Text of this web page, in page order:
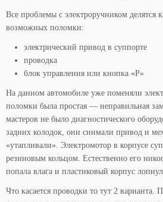
Все проблемы с электроручником делятся
возможных поломки:
электрический привод в суппорте
проводка
блок управления или кнопка «P»
На данном автомобиле уже поменяли
поломки была простая — неправильная
мастеров не было диагностического
задних колодок, они снимали привод и
«утапливали». Электромотор в корпусе
резиновым кольцом. Естественно его
попала влага и пластиковый корпус
Что касается проводки то тут 2 варианта.